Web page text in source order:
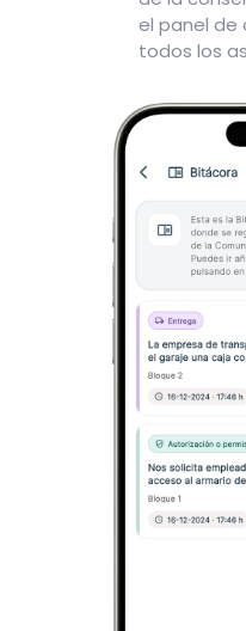
el panel de
todos los